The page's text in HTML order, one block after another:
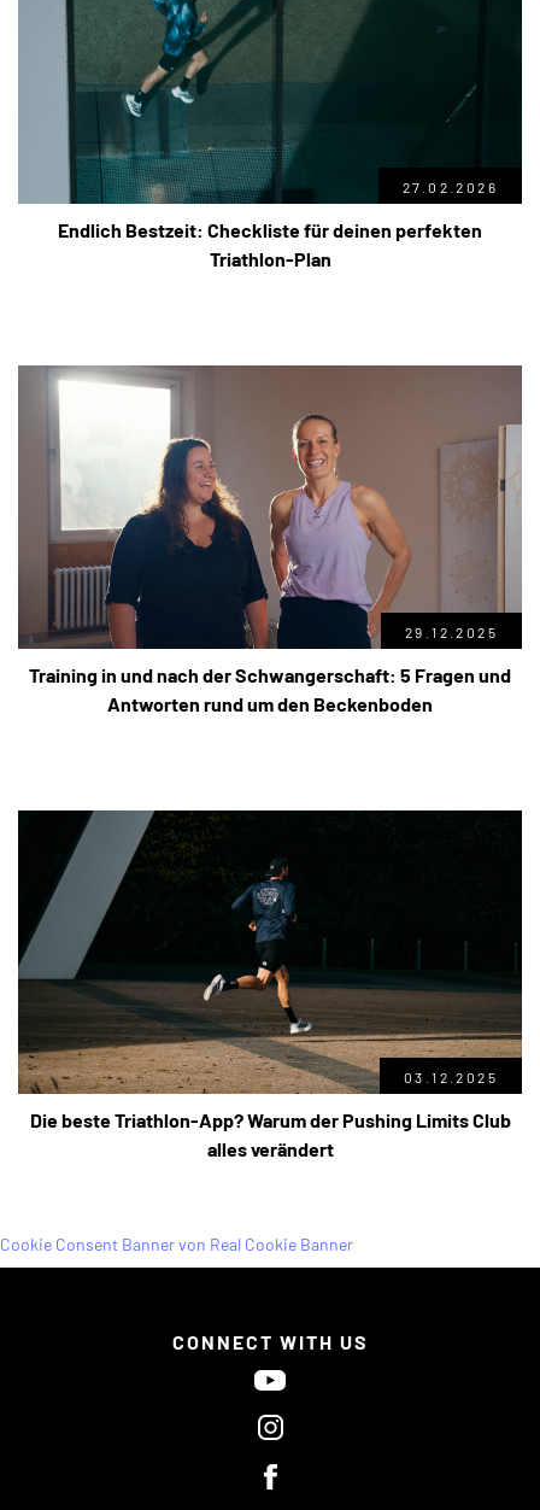
27.02.2026
Endlich Bestzeit: Checkliste für deinen perfekten
Triathlon-Plan
29.12.2025
Training in und nach der Schwangerschaft: 5 Fragen und
Antworten rund um den Beckenboden
03.12.2025
Die beste Triathlon-App? Warum der Pushing Limits Club
alles verändert
CONNECT WITH US
Cookie Consent Banner von Real Cookie Banner